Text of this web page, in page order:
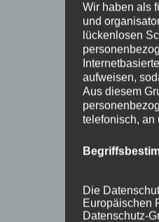
Wir haben als
und
lückenlosen
aufweisen,
Aus diesem
telefonisch, an
Die
Europäischen
Datenschutz-